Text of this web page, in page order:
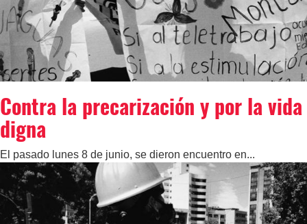
Contra la precarización y por la vida
digna
El pasado lunes 8 de junio, se dieron encuentro en...